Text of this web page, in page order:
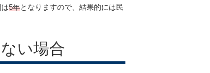
5年となりますので、結果的には民
い場合